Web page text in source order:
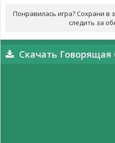
Понравилась игра? Сохрани в
следить за
Скачать Говорящая